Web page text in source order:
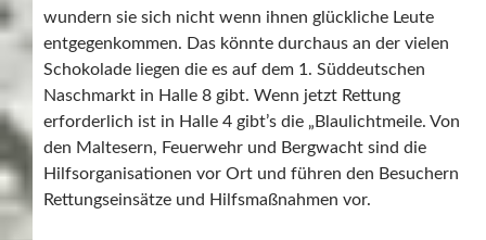
wundern sie sich nicht wenn ihnen glückliche Leute
entgegenkommen. Das könnte durchaus an der vielen
Schokolade liegen die es auf dem 1. Süddeutschen
Naschmarkt in Halle 8 gibt. Wenn jetzt Rettung
erforderlich ist in Halle 4 gibt’s die „Blaulichtmeile. Von
den Maltesern, Feuerwehr und Bergwacht sind die
Hilfsorganisationen vor Ort und führen den Besuchern
Rettungseinsätze und Hilfsmaßnahmen vor.